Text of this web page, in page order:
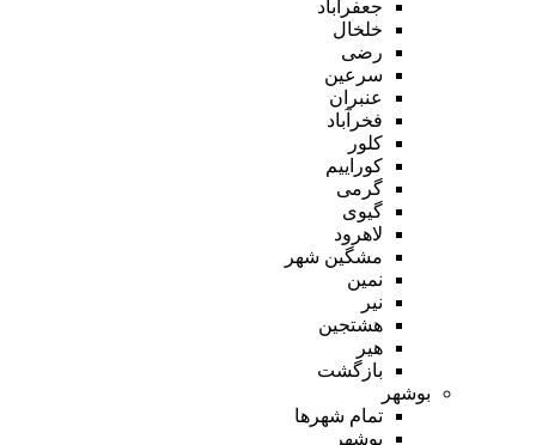
جعفرآباد
خلخال
رضی
سرعین
عنبران
فخرآباد
کلور
کوراییم
گرمی
گیوی
لاهرود
مشگین شهر
نمین
نیر
هشتجین
هیر
بازگشت
بوشهر
تمام شهر‌ها
بوشهر